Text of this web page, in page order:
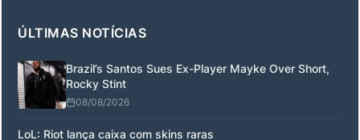
ÚLTIMAS NOTÍCIAS
Brazil’s Santos Sues Ex-Player Mayke Over Short,
Rocky Stint
08/08/2026
LoL: Riot lança caixa com skins raras